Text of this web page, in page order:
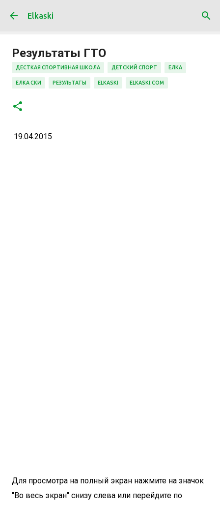
Elkaski
Результаты ГТО
ДЕСТКАЯ СПОРТИВНАЯ ШКОЛА ДЕТСКИЙ СПОРТ ЕЛКА
ЕЛКА СКИ РЕЗУЛЬТАТЫ ELKASKI ELKASKI.COM
19.04.2015
Для просмотра на полный экран нажмите на значок
"Во весь экран" снизу слева или перейдите по